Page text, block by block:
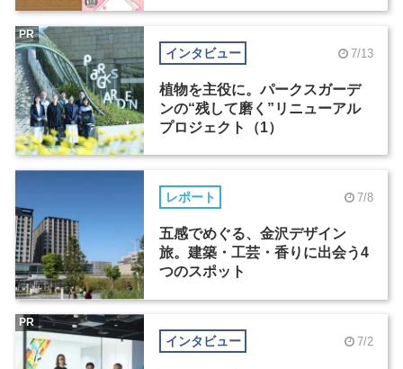
インタビュー 7/13
植物を主役に。パークスガーデ
ンの“残して磨く”リニューアル
プロジェクト（1）
PR
レポート 7/8
五感でめぐる、金沢デザイン
旅。建築・工芸・香りに出会う4
つのスポット
インタビュー 7/2
PR